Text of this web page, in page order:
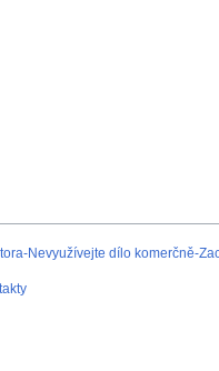
Nevyužívejte dílo komerčně-